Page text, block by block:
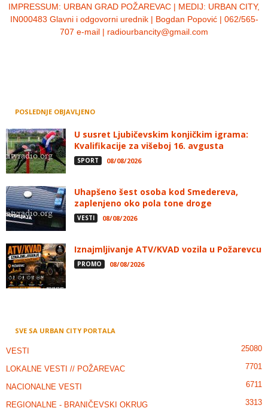
IMPRESSUM: URBAN GRAD POŽAREVAC | MEDIJ: URBAN CITY,
IN000483 Glavni i odgovorni urednik | Bogdan Popović | 062/565-
707 e-mail | radiourbancity@gmail.com
POSLEDNJE OBJAVLJENO
U susret Ljubičevskim konjičkim igrama:
Kvalifikacije za višeboj 16. avgusta
SPORT 08/08/2026
Uhapšeno šest osoba kod Smedereva,
zaplenjeno oko pola tone droge
VESTI 08/08/2026
Iznajmljivanje ATV/KVAD vozila u Požarevcu
PROMO 08/08/2026
SVE SA URBAN CITY PORTALA
VESTI 25080
LOKALNE VESTI // POŽAREVAC 7701
NACIONALNE VESTI 6711
REGIONALNE - BRANIČEVSKI OKRUG 3313